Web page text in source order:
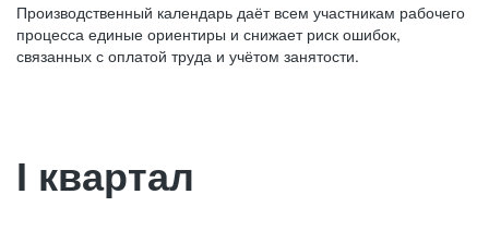
Производственный календарь даёт всем участникам рабочего
процесса единые ориентиры и снижает риск ошибок,
связанных с оплатой труда и учётом занятости.
I квартал